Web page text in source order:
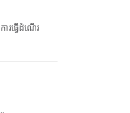
ធ្វើដំណើរ